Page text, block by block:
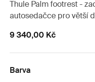
Thule Palm footrest -
autosedačce pro větší
9 340,00 Kč
Barva